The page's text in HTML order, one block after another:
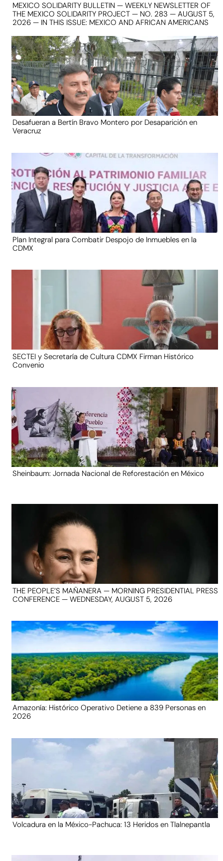
MEXICO SOLIDARITY BULLETIN — WEEKLY NEWSLETTER OF
THE MEXICO SOLIDARITY PROJECT — NO. 283 — AUGUST 5,
2026 — IN THIS ISSUE: MEXICO AND AFRICAN AMERICANS
Desafueran a Bertín Bravo Montero por Desaparición en
Veracruz
Plan Integral para Combatir Despojo de Inmuebles en la
CDMX
SECTEI y Secretaría de Cultura CDMX Firman Histórico
Convenio
Sheinbaum: Jornada Nacional de Reforestación en México
THE PEOPLE’S MAÑANERA — MORNING PRESIDENTIAL PRESS
CONFERENCE — WEDNESDAY, AUGUST 5, 2026
Amazonía: Histórico Operativo Detiene a 839 Personas en
2026
Volcadura en la México-Pachuca: 13 Heridos en Tlalnepantla